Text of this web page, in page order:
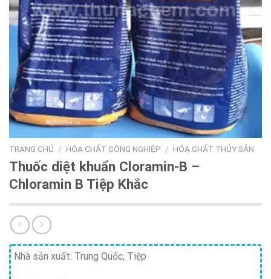
TRANG CHỦ / HÓA CHẤT CÔNG NGHIỆP / HÓA CHẤT THỦY SẢN
Thuốc diệt khuẩn Cloramin-B –
Chloramin B Tiệp Khắc
Nhà sản xuất: Trung Quốc, Tiệp